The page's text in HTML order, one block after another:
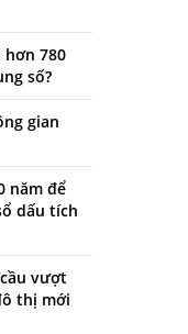
hơn 780
số?
gian
năm để
dấu tích
vượt
thị mới